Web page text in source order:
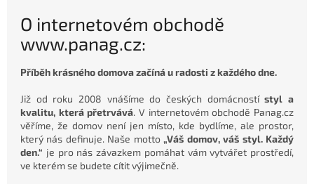
O internetovém obchodě
www.panag.cz:
Příběh krásného domova začíná u radosti z každého dne.
Již od roku 2008 vnášíme do českých domácnostístyl a
kvalitu, která přetrvává. V internetovém obchodě Panag.cz
věříme, že domov není jen místo, kde bydlíme, ale prostor,
který nás definuje. Naše motto„Váš domov, váš styl. Každý
den.“ je pro nás závazkem pomáhat vám vytvářet prostředí,
ve kterém se budete cítit výjimečně.